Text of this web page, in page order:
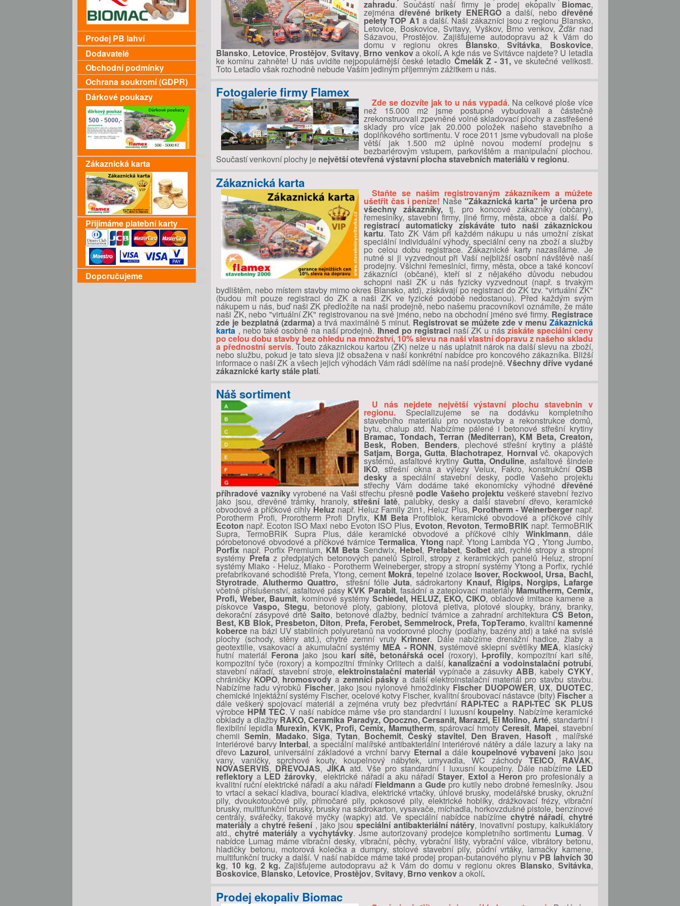
zahradu. Součástí naší firmy je prodej ekopaliv Biomac,
zejménadřevěné brikety ENERGOa další, nebo dřevěné
pelety TOP A1 a další. Naši zákazníci jsou z regionu Blansko,
Letovice, Boskovice, Svitavy, Vyškov, Brno venkov, Žďár nad
Sázavou, Prostějov. Zajišťujeme autodopravu až k Vám do
domu v regionu okres Blansko,Svitávka, Boskovice,
Blansko,Letovice,Prostějov,Svitavy, Brno venkova okolí.A kde nás ve Svitávce najdete? U letadla
ke komínu zahněte! U nás uvidíte nejpopulárnější české letadlo Čmelák Z - 31, ve skutečné velikosti.
Toto Letadlo však rozhodně nebude Vaším jediným příjemným zážitkem u nás.
Fotogalerie firmy Flamex
Zde se dozvíte jak to u nás vypadá. Na celkové ploše více
než 15.000 m2 jsme postupně vybudovali a částečně
zrekonstruovali zpevněné volné skladovací plochy a zastřešené
sklady pro více jak 20.000 položek našeho stavebního a
doplňkového sortimentu. V roce 2011 jsme vybudovali na ploše
větší jak 1.500 m2 úplně novou moderní prodejnu s
bezbariérovým vstupem, parkovištěm a manipulační plochou.
Součastí venkovní plochy je největší otevřená výstavní plocha stavebních materiálů v regionu.
Zákaznická karta
Staňte se našim registrovaným zákazníkem a můžete
ušetřit čas i peníze! Naše"Zákaznická karta" je určena pro
všechny zákazníky, tj. pro koncové zákazníky (občany),
řemeslníky, stavební firmy, jiné firmy, města, obce a další. Po
registraci automaticky získáváte tuto naši zákaznickou
kartu. Tato ZK Vám při každém nákupu u nás umožní získat
speciální individuální výhody, speciální ceny na zboží a služby
po celou dobu registrace. Zákaznické karty nazasíláme. Je
nutné si ji vyzvednout při Vaší nejbližší osobní návštěvě naší
prodejny. Všichni řemeslníci, firmy, města, obce a také koncoví
zákazníci (občané), kteří si z nějakého důvodu nebudou
schopni naši ZK u nás fyzicky vyzvednout (např. s trvakým
bydlištěm, nebo místem stavby mimo okres Blansko, atd), získávají po registraci do ZK tzv. "virtuální ZK"
(budou mít pouze registraci do ZK a naši ZK ve fyzické podobě nedostanou). Před každým svým
nákupem u nás, buď naši ZK předložíte na naši prodejně, nebo našemu pracovníkovi oznámíte, že máte
naši ZK, nebo "virtuální ZK" registrovanou na své jméno, nebo na obchodní jméno své firmy. Registrace
zde je bezplatná (zdarma)a trvá maximálně 5 minut. Registrovat se můžete zde v menu Zákaznická
karta , nebo také osobně na naší prodejně. Ihned po registraci naší ZK u nás získáte speciální ceny
po celou dobu stavby bez ohledu na množství, 10% slevu na naši vlastní dopravu z našeho skladu
a přednostní servis. Touto zákaznickou kartou (ZK) nelze u nás uplatnit nárok na další slevu na zboží,
nebo službu, pokud je tato sleva již obsažena v naší konkrétní nabídce pro koncového zákazníka. Bližší
informace o naší ZK a všech jejich výhodách Vám rádi sdělíme na naší prodejně.Všechny dříve vydané
zákaznické karty stále platí.
Náš sortiment
U nás nejdete největší výstavní plochu stavebnin v
regionu. Specializujeme se na dodávku kompletního
stavebního materiálu pro novostavby a rekonstrukce domů,
bytu, chalup atd. Nabízíme pálené i betonové střešní krytiny
Bramac, Tondach, Terran (Mediterran), KM Beta, Creaton,
Besk, Roben, Benders, plechové střešní krytiny a pláště
Satjam, Borga, Gutta, Blachotrapez, Hornvalvč. okapových
systémů, asfaltové krytiny Gutta, Onduline, asfaltové šindele
IKO, střešní okna a výlezy Velux, Fakro, konstrukční OSB
desky a speciální stavební desky, podle Vašeho projektu
střechy Vám dodáme také ekonomicky výhodné dřevěné
příhradové vazníkyvyrobené na Vaši střechu přesně podle Vašeho projektu veškeré stavební řezivo
jako jsou, dřevěné trámky, hranoly,střešní latě, palubky, desky a další stavební dřevo, keramické
obvodové a příčkové cihlyHeluznapř. Heluz Family 2in1, Heluz Plus, Porotherm - Weinerbergernapř.
Porotherm Profi, Prorotherm Profi Dryfix, KM Beta Profiblok, keramické obvodové a příčkové cihly
Ecoton např. Ecoton ISO Maxi nebo Evoton ISO Plus, Evoton,Revoton,TermoBRIK např. TermoBRIK
Supra, TermoBRIK Supra Plus, dále keramické obvodové a příčkové cihly Winklmann, dále
pórobetonové obvodové a příčkové tvárniceTermalica, Ytong např. Ytong Lambda YQ , Ytong Jumbo,
Porfix např. Porfix Premium, KM BetaSendwix, Hebel, Prefabet, Solbetatd, rychlé stropy a stropní
systémy Prefaz předpjatých betonových panelů Spiroll, stropy z keramických panelů Heluz, stropní
systémy Miako - Heluz, Miako - Porotherm Weineberger, stropy a stropní systémy Ytong a Porfix, rychlé
prefabrikované schodiště Prefa, Ytong, cement Mokrá, tepelné izolace Isover, Rockwool, Ursa, Bachl,
Styrotrade,Aluthermo Quattro, střešní fólie Juta, sádrokartony Knauf, Rigips, Norgips, Lafarge
včetně příslušenství, asfaltové pásy KVK Parabit, fasádní a zateplovací materiály Mamutherm, Cemix,
Profi, Weber, Baumit, komínové systémy Schiedel, HELUZ, EKO, CIKO, obladové imitace kamene a
pískovceVaspo, Stegu, betonové ploty, gabiony, plotová pletiva, plotové sloupky, brány, branky,
dekorační zásypové drtěSaito, betonové dlažby, bednící tvárnice a zahradní architekturaCS Beton,
Best, KB Blok, Presbeton, Diton, Prefa, Ferobet, Semmelrock, Prefa, TopTeramo, kvalitní kamenné
koberce na bázi UV stabilních polyuretanů na vodorovné plochy (podlahy, bazény atd) a také na svislé
plochy (schody, stěny atd.), chytré zemní vruty Krinner. Dále nabízíme drenážní hadice, žlaby a
geotextilie, vsakovací a akumulační systémy MEA - RONN, systémové sklepní světlíky MEA, klasický
hutní materiál Ferona jako jsou kari sítě, betonářská ocel(roxory), I-profily, kompozitní kari sítě,
kompozitní tyče (roxory) a kompozitní třmínky Orlitech a další, kanalizační a vodoinstalační potrubí,
stavební nářadí, stavební stroje,elektroinstalační materiál vypínače a zásuvkyABB, kabely CYKY,
chráničky KOPO, hromosvodya zemnící pásky a další elektroinstalační materiál pro stavbu stavbu.
Nabízíme řadu výrobků Fischer, jako jsou nylonové hmoždinky Fischer DUOPOWER, UX, DUOTEC,
chemické injektážní systémy Fischer, ocelové kotvy Fischer, kvalitní šroubovací nástavce (bity) Fischer a
dále veškerý spojovací materiál a zejména vruty bez předvrtání RAPI-TEC a RAPI-TEC SK PLUS
výrobce HPM TEC. V naší nabídce máme vše pro standardní i luxusní koupelny. Nabízíme keramické
obklady a dlažby RAKO, Ceramika Paradyz, Opoczno, Cersanit, Marazzi, El Molino, Arté, standartní i
flexibilní lepidlaMurexin, KVK, Profi, Cemix, Mamutherm, spárovací hmotyCeresit, Mapei, stavební
chemiiSemin, Madako, Siga, Tytan, Bochemit,Český stavitel, Den Braven, Hasoft , malířské
interiérové barvy Interbal, a speciální malířské antibakteriální interiérové nátěry a dále lazury a laky na
dřevo Lazurol, universální základové a vrchní barvy Eternala dále koupelnové vybavení jako jsou
vany, vaničky, sprchové kouty, koupelnový nábytek, umyvadla, WC záchodyTEICO,RAVAK,
NOVASERVIS, DŘEVOJAS, JIKA atd. Vše pro standardní i luxusní koupelny. Dále nabízíme LED
reflektory a LED žárovky, elektrické nářadí a aku nářadíStayer, Extola Heron pro profesionály a
kvalitní ruční elektrické nářadí a aku nářadí Fieldmann aGude pro kutily nebo drobné řemeslníky. Jsou
to vrtací a sekací kladiva, bourací kladiva, elektrické vrtačky, úhlové brusky, modelářské brusky, okružní
pily, dvoukotoučové pily, přímočaré pily, pokosové pily, elektrické hoblíky, drážkovací frézy, vibrační
brusky, multifunkční brusky, brusky na sádrokarton, vysavače, míchadla, horkovzdušné pistole, benzínové
centrály, svářečky, tlakové myčky (wapky) atd. Ve speciální nabídce nabízíme chytré nářadí, chytré
materiály a chytré řešení, jako jsouspeciální antibakteriální nátěry, inovativní postupy, kalkuklátory
atd.,chytré materiály avychytávky. Jsme autorizovaný prodejce kompletního sortimentu Lumag. V
nabídce Lumag máme vibrační desky, vibrační, pěchy, vybrační lišty, vybrační válce, vibrátory betonu,
hladičky betonu, motorová kolečka a dumpry, stolové stavební pily, půdní vrtáky, lamačky kamene,
multifunkční trucky a další. V naší nabídce máme také prodej propan-butanového plynu v PB lahvích 30
kg, 10 kg, 2 kg.Zajišťujeme autodopravu až k Vám do domu v regionu okresBlansko, Svitávka,
Boskovice, Blansko,Letovice, Prostějov,Svitavy, Brno venkova okolí.
Prodej ekopaliv Biomac
Prodej PB lahví
Dodavatelé
Obchodní podmínky
Ochrana soukromí (GDPR)
Dárkové poukazy
Zákaznická karta
Přijímáme platební karty
Doporučujeme